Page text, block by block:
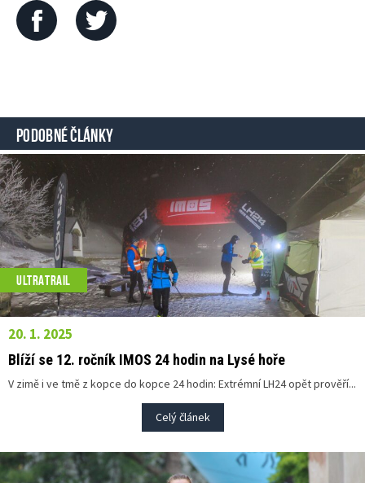
PODOBNÉ ČLÁNKY
ULTRATRAIL
20. 1. 2025
Blíží se 12. ročník IMOS 24 hodin na Lysé hoře
V zimě i ve tmě z kopce do kopce 24 hodin: Extrémní LH24 opět prověří...
Celý článek